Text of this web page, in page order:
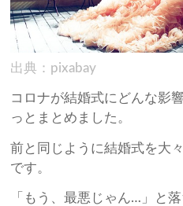
出典：pixabay
コロナが結婚式にどんな影
っとまとめました。
前と同じように結婚式を大
です。
「もう、最悪じゃん…」と